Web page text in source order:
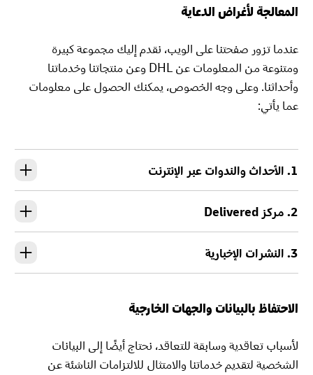
المعالجة لأغراض الدعاية
عندما تزور صفحتنا على الويب، نقدم إليك مجموعة كبيرة
ومتنوعة من المعلومات عن DHL وعن منتجاتنا وخدماتنا
وأحداثنا. وعلى وجه الخصوص، يمكنك الحصول على معلومات
عما يأتي:
1. الأحداث والندوات عبر الإنترنت
2. مركز Delivered‎
3. النشرات الإخبارية
الاحتفاظ بالبيانات والجهات الخارجية
لأسباب تعاقدية وسابقة للتعاقد، نحتاج أيضًا إلى البيانات
الشخصية لتقديم خدماتنا والامتثال للالتزامات الناشئة عن